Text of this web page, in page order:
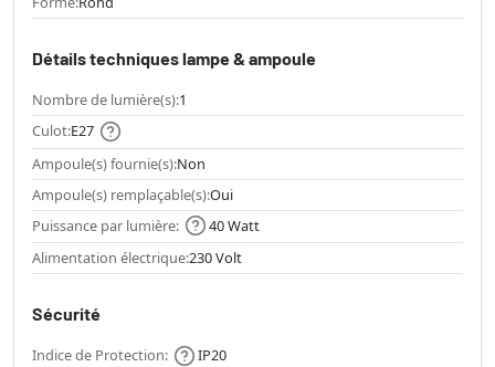
Détails techniques lampe & ampoule
Nombre de lumière(s):1
Culot:E27
Ampoule(s) fournie(s):Non
Ampoule(s) remplaçable(s):Oui
Puissance par lumière:
40 Watt
Alimentation électrique:230 Volt
Sécurité
Indice de Protection:
IP20